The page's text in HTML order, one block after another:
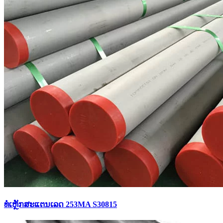
ທໍ່ເຫຼັກສະແຕນເລດ 253MA S30815